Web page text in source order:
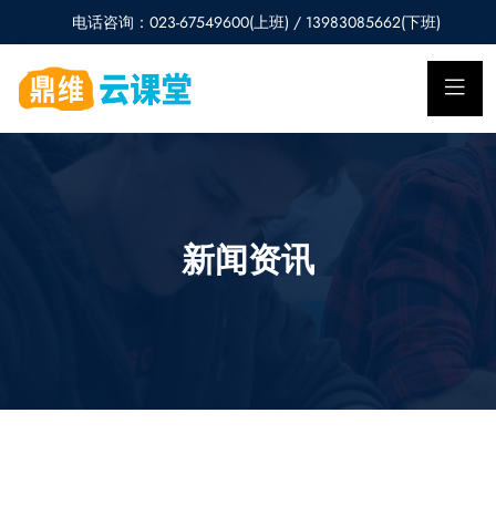
电话咨询：023-67549600(上班) / 13983085662(下班)
新闻资讯